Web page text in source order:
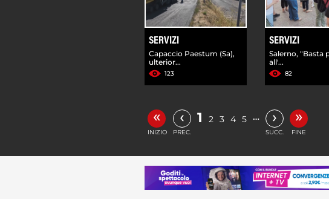
SERVIZI
Capaccio Paestum (Sa),
ulterior...
123
SERVIZI
Salerno, "Basta
all'...
82
«
INIZIO
‹
PREC.
1 2 3 4 5 … ›
SUCC.
»
FINE